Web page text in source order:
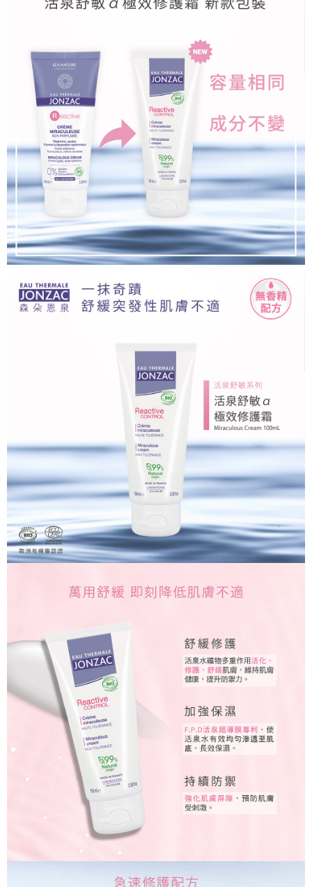
帳／街口支付／iPASS MONEY」等通路繳費。
1.本服務係由「台灣大哥大股份有限公司」（以下簡稱本公司）所提供，讓
用戶於交易時，得透過本服務購買商品或服務，並由商店將買賣／分期付款
買賣價金債權讓與本公司後，依約使用本公司帳單繳交帳款。
2.基於同意付款使用「大哥付你分期」之契約關係目的，商店將以您的個人
資料（包含姓名、電話或地址）提供予台灣大哥大進項蒐集、處理及利用，
由本公司與您本人進行分期帳單所需資料之確認、核對及更正。
3.完整用戶服務條款，請詳閱以下連結：https://oppay.tw/userRule
２．訂單成立數日內，您將收到繳費通知簡訊。
※ 請注意：結帳手續完成當下不需立刻繳費，但若您需要取消訂單，請聯絡
購買商品的店家。未經商家同意取消之訂單仍視為有效，需透過AFTEE先享
後付繳納相關費用。
※ 交易是否成功請以「AFTEE先享後付 」之結帳頁面顯示為準，若有關於
是否繳費成功／繳費後需取消欲退款等相關疑問，請聯繫「AFTEE先享後付
客戶支援中心」https://netprotections.freshdesk.com/support/home
【注意事項】
１．透過由恩沛科技股份有限公司提供之「AFTEE先享後付」服務完成之交
易，需依本服務之必要範圍內提供個人資料，並將交易相關給付款項請求債
權轉讓予恩沛科技股份有限公司。
２．關於個人資料處理事宜，請瀏覽以下網址：
https://aftee.tw/terms/#terms3
「AFTEE先享後付」，若未經同意申辦者引起之損失，本公司不負相關責
任。
４．使用「AFTEE先享後付」時，將依據個別帳號之用戶狀況，依本公司即
時審查核予不同之上限額度；若仍有額度不足之情形，本公司將視審查結果
５．嚴禁一人註冊多個帳號或使用他人資訊註冊。若發現惡意使用之情形，
恩沛科技股份有限公司將有權停止該用戶之使用額度並採取法律行動。
萊爾富取貨付款
每筆NT$150
付款後萊爾富取貨
每筆NT$150
7-11取貨付款
每筆NT$65，滿NT$1,510(含以上)免運費
付款後7-11取貨
每筆NT$65，滿NT$1,510(含以上)免運費
宅配到府
每筆NT$75，滿NT$1,510(含以上)免運費
外島宅配
每筆NT$250，滿NT$4,000(含以上)免運費
每筆NT$80，滿NT$2,000(含以上)免運費